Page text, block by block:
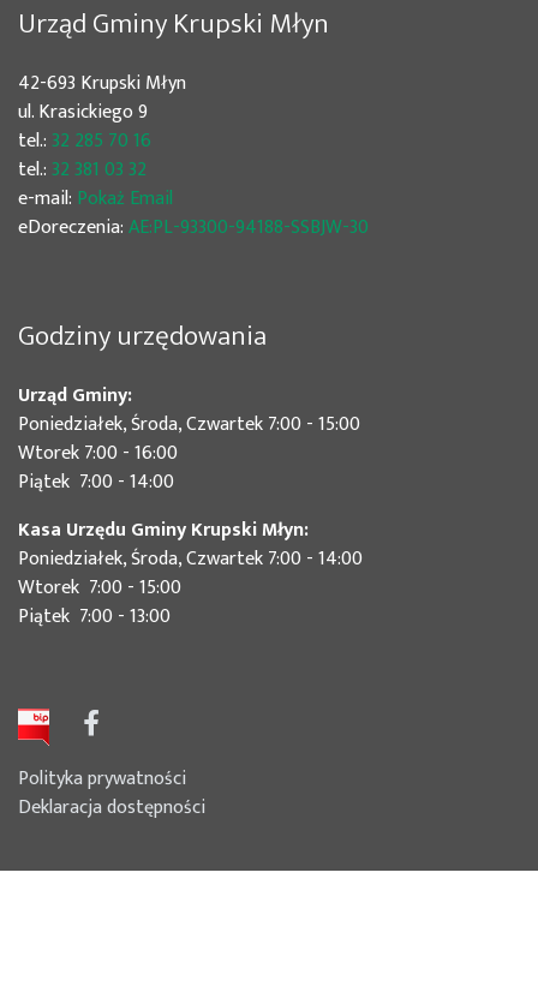
Urząd Gminy Krupski Młyn
42-693 Krupski Młyn
ul. Krasickiego 9
tel.:32 285 70 16
tel.:32 381 03 32
e-mail: Pokaż Email
eDoreczenia:AE:PL-93300-94188-SSBJW-30
Godziny urzędowania
Urząd Gminy:
Poniedziałek, Środa, Czwartek 7:00 - 15:00
Wtorek 7:00 - 16:00
Piątek 7:00 - 14:00
Kasa Urzędu Gminy Krupski Młyn:
Poniedziałek, Środa, Czwartek 7:00 - 14:00
Wtorek 7:00 - 15:00
Piątek 7:00 - 13:00
Polityka prywatności
Deklaracja dostępności